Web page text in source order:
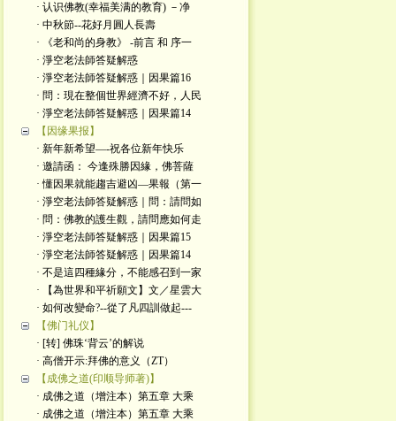
· 认识佛教(幸福美满的教育) －净
· 中秋節--花好月圓人長壽
· 《老和尚的身教》 -前言 和 序一
· 淨空老法師答疑解惑
· 淨空老法師答疑解惑｜因果篇16
· 問：現在整個世界經濟不好，人民
· 淨空老法師答疑解惑｜因果篇14
【因缘果报】
· 新年新希望—-祝各位新年快乐
· 邀請函： 今逢殊勝因緣，佛菩薩
· 懂因果就能趨吉避凶—果報（第一
· 淨空老法師答疑解惑｜問：請問如
· 問：佛教的護生觀，請問應如何走
· 淨空老法師答疑解惑｜因果篇15
· 淨空老法師答疑解惑｜因果篇14
· 不是這四種緣分，不能感召到一家
· 【為世界和平祈願文】文／星雲大
· 如何改變命?--從了凡四訓做起---
【佛门礼仪】
· [转] 佛珠‘背云’的解说
· 高僧开示:拜佛的意义（ZT）
【成佛之道(印顺导师著)】
· 成佛之道（增注本）第五章 大乘
· 成佛之道（增注本）第五章 大乘